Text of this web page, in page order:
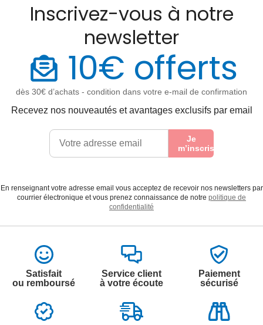
Inscrivez-vous à notre
newsletter
10€ offerts
dès 30€ d’achats - condition dans votre e-mail de confirmation
Recevez nos nouveautés et avantages exclusifs par email
Je
m’inscris
En renseignant votre adresse email vous acceptez de recevoir nos newsletters par
courrier électronique et vous prenez connaissance de notre politique de
confidentialité
Satisfait
ou remboursé
Service client
à votre écoute
Paiement
sécurisé